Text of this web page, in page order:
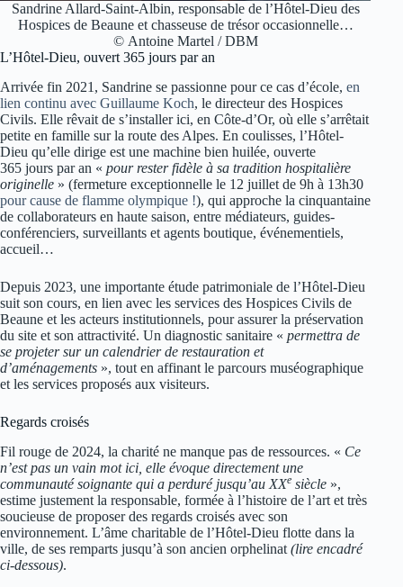
Sandrine Allard-Saint-Albin, responsable de l’Hôtel-Dieu des
Hospices de Beaune et chasseuse de trésor occasionnelle…
© Antoine Martel / DBM
L’Hôtel-Dieu, ouvert 365 jours par an
Arrivée fin 2021, Sandrine se passionne pour ce cas d’école, en
lien continu avec Guillaume Koch, le directeur des Hospices
Civils. Elle rêvait de s’installer ici, en Côte-d’Or, où elle s’arrêtait
petite en famille sur la route des Alpes. En coulisses, l’Hôtel-
Dieu qu’elle dirige est une machine bien huilée, ouverte
365 jours par an « pour rester fidèle à sa tradition hospitalière
originelle » (fermeture exceptionnelle le 12 juillet de 9h à 13h30
pour cause de flamme olympique !), qui approche la cinquantaine
de collaborateurs en haute saison, entre médiateurs, guides-
conférenciers, surveillants et agents boutique, événementiels,
accueil…
Depuis 2023, une importante étude patrimoniale de l’Hôtel-Dieu
suit son cours, en lien avec les services des Hospices Civils de
Beaune et les acteurs institutionnels, pour assurer la préservation
du site et son attractivité. Un diagnostic sanitaire « permettra de
se projeter sur un calendrier de restauration et
d’aménagements », tout en affinant le parcours muséographique
et les services proposés aux visiteurs.
Regards croisés
Fil rouge de 2024, la charité ne manque pas de ressources. « Ce
n’est pas un vain mot ici, elle évoque directement une
communauté soignante qui a perduré jusqu’au XXe siècle »,
estime justement la responsable, formée à l’histoire de l’art et très
soucieuse de proposer des regards croisés avec son
environnement. L’âme charitable de l’Hôtel-Dieu flotte dans la
ville, de ses remparts jusqu’à son ancien orphelinat (lire encadré
ci-dessous).